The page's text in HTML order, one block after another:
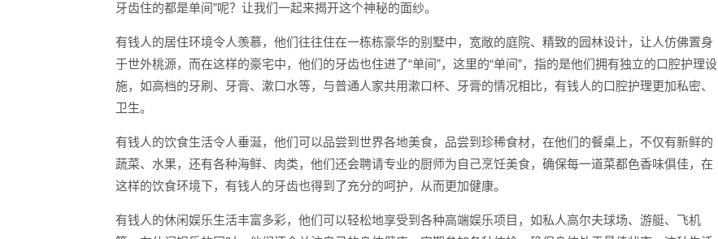
牙齿住的都是单间”呢？让我们一起来揭开这个神秘的面纱。
有钱人的居住环境令人羡慕，他们往往住在一栋栋豪华的别墅中，宽敞的庭院、精致的园林设计，让人仿佛置身
于世外桃源，而在这样的豪宅中，他们的牙齿也住进了“单间”，这里的“单间”，指的是他们拥有独立的口腔护理设
施，如高档的牙刷、牙膏、漱口水等，与普通人家共用漱口杯、牙膏的情况相比，有钱人的口腔护理更加私密、
卫生。
有钱人的饮食生活令人垂涎，他们可以品尝到世界各地美食，品尝到珍稀食材，在他们的餐桌上，不仅有新鲜的
蔬菜、水果，还有各种海鲜、肉类，他们还会聘请专业的厨师为自己烹饪美食，确保每一道菜都色香味俱佳，在
这样的饮食环境下，有钱人的牙齿也得到了充分的呵护，从而更加健康。
有钱人的休闲娱乐生活丰富多彩，他们可以轻松地享受到各种高端娱乐项目，如私人高尔夫球场、游艇、飞机